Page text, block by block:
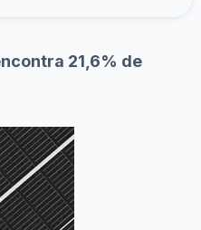
21,6% de